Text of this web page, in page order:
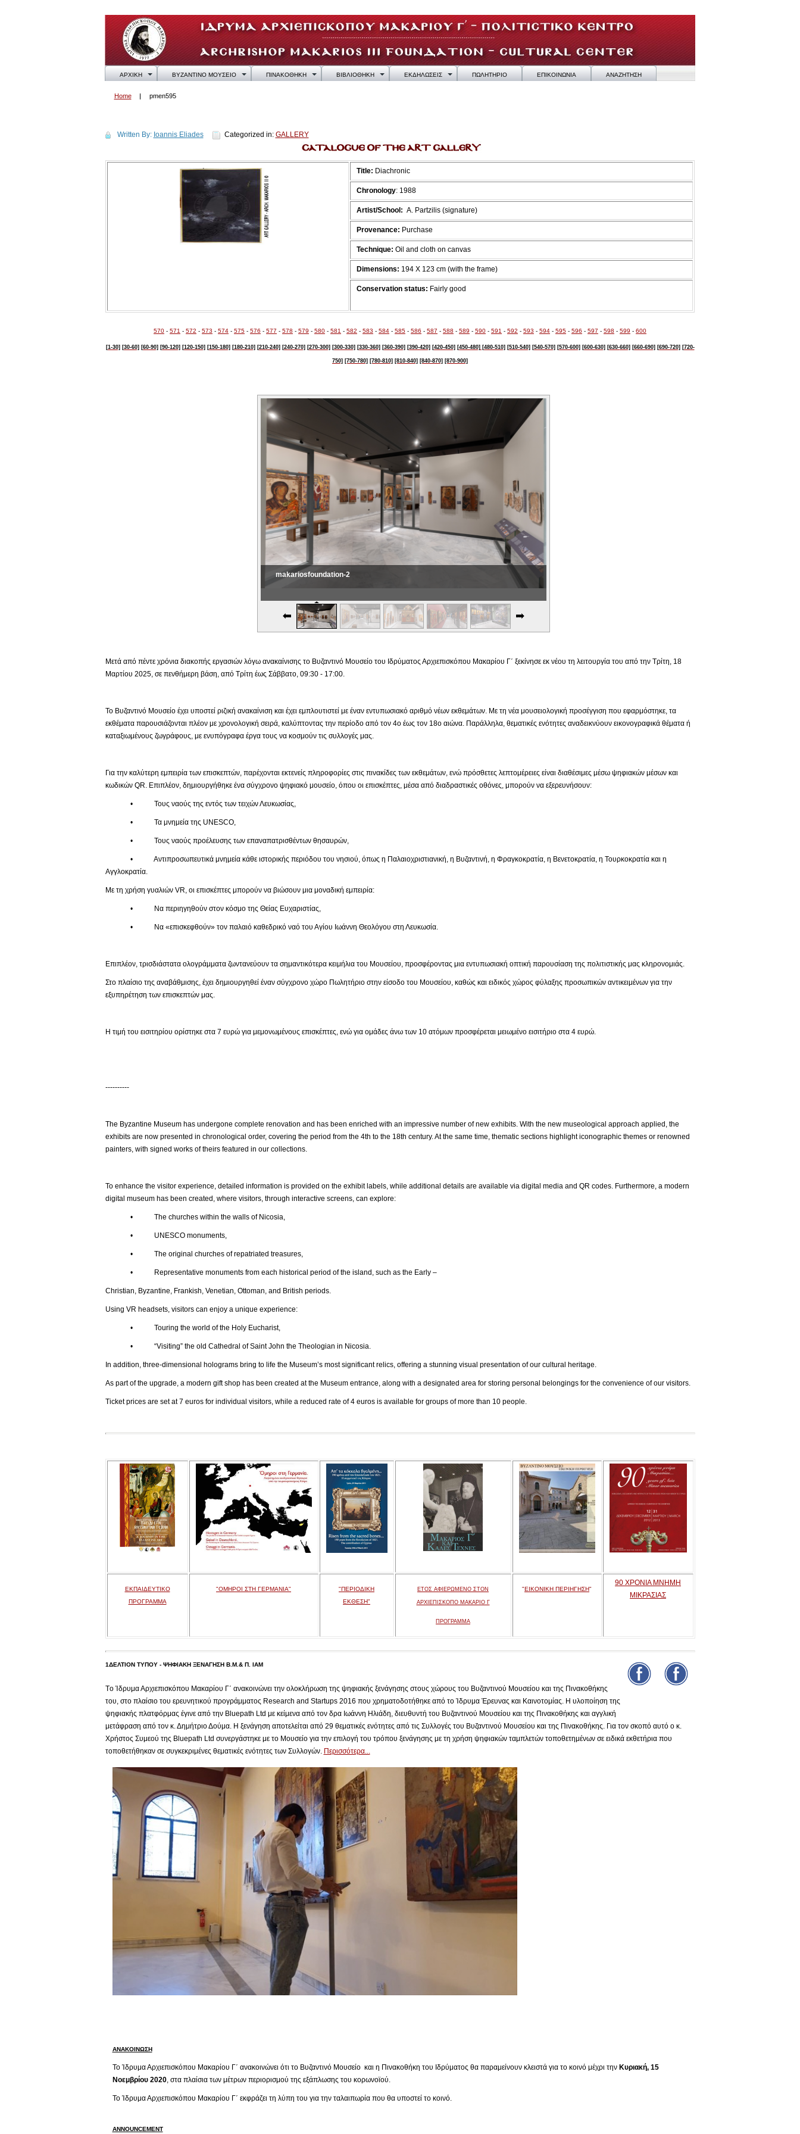
ΑΡΧΙΚΗ ΒΥΖΑΝΤΙΝΟ ΜΟΥΣΕΙΟ ΠΙΝΑΚΟΘΗΚΗ ΒΙΒΛΙΟΘΗΚΗ ΕΚΔΗΛΩΣΕΙΣ ΠΩΛΗΤΗΡΙΟ ΕΠΙΚΟΙΝΩΝΙΑ ΑΝΑΖΗΤΗΣΗ
Home pmen595
Written By: Ioannis Eliades Categorized in: GALLERY
Title: Diachronic
Chronology: 1988
Artist/School: Α. Partzilis (signature)
Provenance: Purchase
Technique: Oil and cloth on canvas
Dimensions: 194 Χ 123 cm (with the frame)
Conservation status: Fairly good
570 - 571 - 572 - 573 - 574 - 575 - 576 - 577 - 578 - 579 - 580 - 581 - 582 - 583 - 584 - 585 - 586 - 587 - 588 - 589 - 590 - 591 - 592 - 593 - 594 - 595 - 596 - 597 - 598 - 599 - 600
[1-30] [30-60] [60-90] [90-120] [120-150] [150-180] [180-210] [210-240] [240-270] [270-300] [300-330] [330-360] [360-390] [390-420] [420-450] [450-480] [480-510] [510-540] [540-570] [570-600] [600-630] [630-660] [660-690] [690-720] [720-
750] [750-780] [780-810] [810-840] [840-870] [870-900]
makariosfoundation-3
Μετά από πέντε χρόνια διακοπής εργασιών λόγω ανακαίνισης το Βυζαντινό Μουσείο του Ιδρύματος Αρχιεπισκόπου Μακαρίου Γ΄ ξεκίνησε εκ νέου τη λειτουργία του από την Τρίτη, 18
Μαρτίου 2025, σε πενθήμερη βάση, από Τρίτη έως Σάββατο, 09:30 - 17:00.
Το Βυζαντινό Μουσείο έχει υποστεί ριζική ανακαίνιση και έχει εμπλουτιστεί με έναν εντυπωσιακό αριθμό νέων εκθεμάτων. Με τη νέα μουσειολογική προσέγγιση που εφαρμόστηκε, τα
εκθέματα παρουσιάζονται πλέον με χρονολογική σειρά, καλύπτοντας την περίοδο από τον 4ο έως τον 18ο αιώνα. Παράλληλα, θεματικές ενότητες αναδεικνύουν εικονογραφικά θέματα ή
καταξιωμένους ζωγράφους, με ενυπόγραφα έργα τους να κοσμούν τις συλλογές μας.
Για την καλύτερη εμπειρία των επισκεπτών, παρέχονται εκτενείς πληροφορίες στις πινακίδες των εκθεμάτων, ενώ πρόσθετες λεπτομέρειες είναι διαθέσιμες μέσω ψηφιακών μέσων και
κωδικών QR. Επιπλέον, δημιουργήθηκε ένα σύγχρονο ψηφιακό μουσείο, όπου οι επισκέπτες, μέσα από διαδραστικές οθόνες, μπορούν να εξερευνήσουν:
• Τους ναούς της εντός των τειχών Λευκωσίας,
• Τα μνημεία της UNESCO,
• Τους ναούς προέλευσης των επαναπατρισθέντων θησαυρών,
• Αντιπροσωπευτικά μνημεία κάθε ιστορικής περιόδου του νησιού, όπως η Παλαιοχριστιανική, η Βυζαντινή, η Φραγκοκρατία, η Βενετοκρατία, η Τουρκοκρατία και η
Αγγλοκρατία.
Με τη χρήση γυαλιών VR, οι επισκέπτες μπορούν να βιώσουν μια μοναδική εμπειρία:
• Να περιηγηθούν στον κόσμο της Θείας Ευχαριστίας,
• Να «επισκεφθούν» τον παλαιό καθεδρικό ναό του Αγίου Ιωάννη Θεολόγου στη Λευκωσία.
Επιπλέον, τρισδιάστατα ολογράμματα ζωντανεύουν τα σημαντικότερα κειμήλια του Μουσείου, προσφέροντας μια εντυπωσιακή οπτική παρουσίαση της πολιτιστικής μας κληρονομιάς.
Στο πλαίσιο της αναβάθμισης, έχει δημιουργηθεί έναν σύγχρονο χώρο Πωλητήριο στην είσοδο του Μουσείου, καθώς και ειδικός χώρος φύλαξης προσωπικών αντικειμένων για την
εξυπηρέτηση των επισκεπτών μας.
Η τιμή του εισιτηρίου ορίστηκε στα 7 ευρώ για μεμονωμένους επισκέπτες, ενώ για ομάδες άνω των 10 ατόμων προσφέρεται μειωμένο εισιτήριο στα 4 ευρώ.
----------
The Byzantine Museum has undergone complete renovation and has been enriched with an impressive number of new exhibits. With the new museological approach applied, the
exhibits are now presented in chronological order, covering the period from the 4th to the 18th century. At the same time, thematic sections highlight iconographic themes or renowned
painters, with signed works of theirs featured in our collections.
To enhance the visitor experience, detailed information is provided on the exhibit labels, while additional details are available via digital media and QR codes. Furthermore, a modern
digital museum has been created, where visitors, through interactive screens, can explore:
• The churches within the walls of Nicosia,
• UNESCO monuments,
• The original churches of repatriated treasures,
• Representative monuments from each historical period of the island, such as the Early –
Christian, Byzantine, Frankish, Venetian, Ottoman, and British periods.
Using VR headsets, visitors can enjoy a unique experience:
• Touring the world of the Holy Eucharist,
• “Visiting” the old Cathedral of Saint John the Theologian in Nicosia.
In addition, three-dimensional holograms bring to life the Museum’s most significant relics, offering a stunning visual presentation of our cultural heritage.
As part of the upgrade, a modern gift shop has been created at the Museum entrance, along with a designated area for storing personal belongings for the convenience of our visitors.
Ticket prices are set at 7 euros for individual visitors, while a reduced rate of 4 euros is available for groups of more than 10 people.
ΕΚΠΑΙΔΕΥΤΙΚΟ
ΠΡΟΓΡΑΜΜΑ
"ΟΜΗΡΟΙ ΣΤΗ ΓΕΡΜΑΝΙΑ"
"ΠΕΡΙΟΔΙΚΗ
ΕΚΘΕΣΗ"
ΕΤΟΣ ΑΦΙΕΡΩΜΕΝΟ ΣΤΟΝ
ΑΡΧΙΕΠΙΣΚΟΠΟ ΜΑΚΑΡΙΟ Γ
ΠΡΟΓΡΑΜΜΑ
"ΕΙΚΟΝΙΚΗ ΠΕΡΙΗΓΗΣΗ"
90 ΧΡΟΝΙΑ ΜΝΗΜΗ
ΜΙΚΡΑΣΙΑΣ
1ΔΕΛΤΙΟΝ ΤΥΠΟΥ - ΨΗΦΙΑΚΗ ΞΕΝΑΓΗΣΗ Β.Μ.& Π. ΙΑΜ
Tο Ίδρυμα Αρχιεπισκόπου Μακαρίου Γ΄ ανακοινώνει την ολοκλήρωση της ψηφιακής ξενάγησης στους χώρους του Βυζαντινού Μουσείου και της Πινακοθήκης
του, στο πλαίσιο του ερευνητικού προγράμματος Research and Startups 2016 που χρηματοδοτήθηκε από το Ίδρυμα Έρευνας και Καινοτομίας. Η υλοποίηση της
ψηφιακής πλατφόρμας έγινε από την Βluepath Ltd με κείμενα από τον δρα Ιωάννη Ηλιάδη, διευθυντή του Βυζαντινού Μουσείου και της Πινακοθήκης και αγγλική
μετάφραση από τον κ. Δημήτριο Δούμα. Η ξενάγηση αποτελείται από 29 θεματικές ενότητες από τις Συλλογές του Βυζαντινού Μουσείου και της Πινακοθήκης. Για τον σκοπό αυτό ο κ.
Χρήστος Συμεού της Bluepath Ltd συνεργάστηκε με το Μουσείο για την επιλογή του τρόπου ξενάγησης με τη χρήση ψηφιακών ταμπλετών τοποθετημένων σε ειδικά εκθετήρια που
τοποθετήθηκαν σε συγκεκριμένες θεματικές ενότητες των Συλλογών. Περισσότερα...
ΑΝΑΚΟΙΝΩΣΗ
Το Ίδρυμα Αρχιεπισκόπου Μακαρίου Γ΄ ανακοινώνει ότι το Βυζαντινό Μουσείο και η Πινακοθήκη του Ιδρύματος θα παραμείνουν κλειστά για το κοινό μέχρι την Κυριακή, 15
Νοεμβρίου 2020, στα πλαίσια των μέτρων περιορισμού της εξάπλωσης του κορωνοϊού.
Το Ίδρυμα Αρχιεπισκόπου Μακαρίου Γ΄ εκφράζει τη λύπη του για την ταλαιπωρία που θα υποστεί το κοινό.
ANNOUNCEMENT